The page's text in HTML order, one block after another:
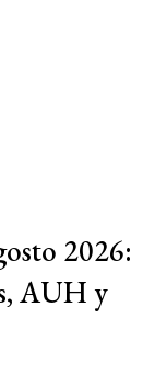
2026:
AUH y